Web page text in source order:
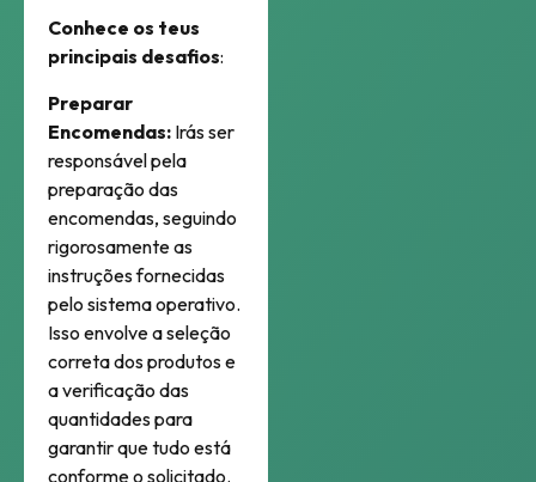
Conhece os teus
principais desafios:
Preparar
Encomendas: Irás ser
responsável pela
preparação das
encomendas, seguindo
rigorosamente as
instruções fornecidas
pelo sistema operativo.
Isso envolve a seleção
correta dos produtos e
a verificação das
quantidades para
garantir que tudo está
conforme o solicitado.